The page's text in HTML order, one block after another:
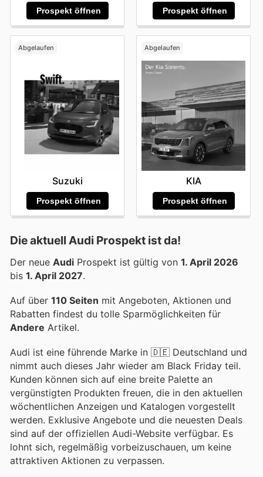
Prospekt öffnen Prospekt öffnen
Abgelaufen
Suzuki
Prospekt öffnen
Abgelaufen
KIA
Prospekt öffnen
Die aktuell Audi Prospekt ist da!
Der neue Audi Prospekt ist gültig von 1. April 2026
bis 1. April 2027.
Auf über 110 Seiten mit Angeboten, Aktionen und
Rabatten findest du tolle Sparmöglichkeiten für
Andere Artikel.
Audi ist eine führende Marke in 🇩🇪 Deutschland und
nimmt auch dieses Jahr wieder am Black Friday teil.
Kunden können sich auf eine breite Palette an
vergünstigten Produkten freuen, die in den aktuellen
wöchentlichen Anzeigen und Katalogen vorgestellt
werden. Exklusive Angebote und die neuesten Deals
sind auf der offiziellen Audi-Website verfügbar. Es
lohnt sich, regelmäßig vorbeizuschauen, um keine
attraktiven Aktionen zu verpassen.